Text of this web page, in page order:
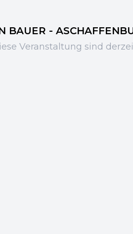
BAUER -
Veranstaltung sind